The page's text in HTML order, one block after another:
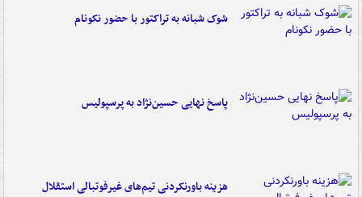
شوک شبانه به تراکتور با حضور نکونام
پاسخ نهایی حسین‌نژاد به پرسپولیس
هزینه باورنکردنی تیم‌های غیرفوتبالی استقلال